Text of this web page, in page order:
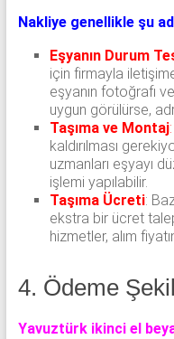
Nakliye genellikle şu
Eşyanın Durum
için firmayla
eşyanın fotoğrafı
uygun görülürse,
Taşıma ve Montaj:
kaldırılması
uzmanları eşyayı
işlemi yapılabilir.
Taşıma Ücreti:
ekstra bir ücret
hizmetler, alım
4. Ödeme
Yavuztürk ikinci el